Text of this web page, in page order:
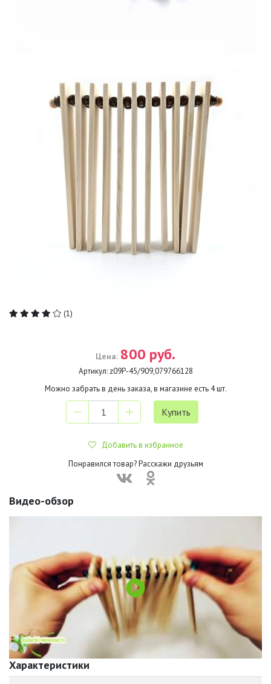
(1)
Цена: 800 руб.
Артикул: z09Р-45/909,079766128
Можно забрать в день заказа, в магазине есть 4шт.
Добавить в избранное
Понравился товар? Расскажи друзьям
Видео-обзор
Характеристики